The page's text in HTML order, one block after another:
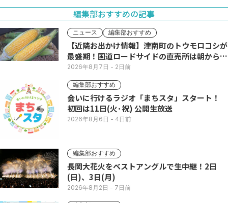
編集部おすすめの記事
ニュース 編集部おすすめ
【近隣お出かけ情報】津南町のトウモロコシが
最盛期！国道ロードサイドの直売所は朝から長
い列
2026年8月7日 - 2日前
編集部おすすめ
会いに行けるラジオ「まちスタ」スタート！
初回は11日(火･祝) 公開生放送
2026年8月6日 - 4日前
編集部おすすめ
長岡大花火をベストアングルで生中継！2日
(日)、3日(月)
2026年8月2日 - 7日前